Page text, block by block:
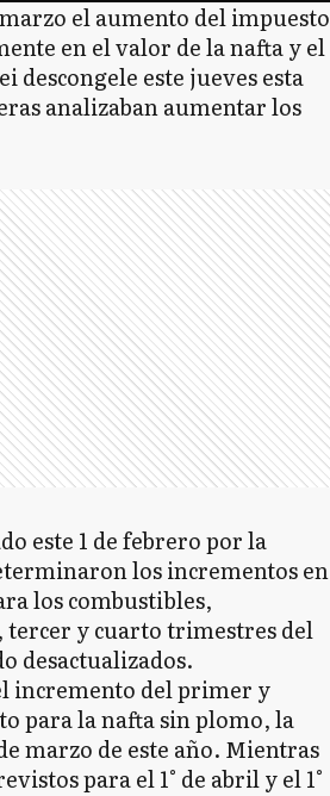
el aumento del impuesto
en el valor de la nafta y el
descongele este jueves esta
analizaban aumentar los
este 1 de febrero por la
los incrementos en
los combustibles,
y cuarto trimestres del
desactualizados.
incremento del primer y
para la nafta sin plomo, la
marzo de este año. Mientras
para el 1° de abril y el 1°